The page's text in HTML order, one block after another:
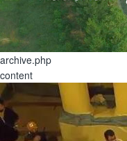
archive.php
content